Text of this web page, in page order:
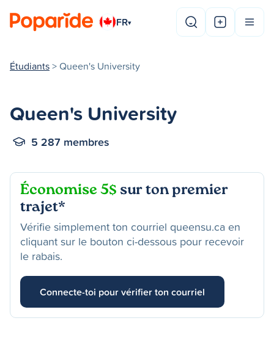
FR▾
Étudiants> Queen's University
Queen's University
5 287 membres
Économise 5$ sur ton premier
trajet*
Vérifie simplement ton courriel queensu.ca en
cliquant sur le bouton ci-dessous pour recevoir
le rabais.
Connecte-toi pour vérifier ton courriel